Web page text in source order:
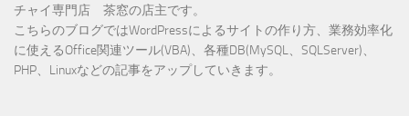
チャイ専門店 茶窓の店主です。
こちらのブログではWordPressによるサイトの作り方、業務効率化
に使えるOffice関連ツール(VBA)、各種DB(MySQL、SQLServer)、
PHP、Linuxなどの記事をアップしていきます。